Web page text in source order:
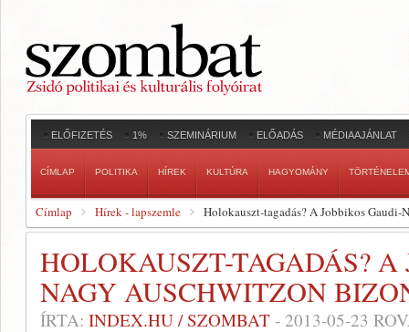
ELŐFIZETÉS 1% SZEMINÁRIUM ELŐADÁS MÉDIAAJÁNLAT
CÍMLAP POLITIKA HÍREK KULTÚRA HAGYOMÁNY
Címlap Hírek - lapszemle Holokauszt-tagadás? A Jobbikos
HOLOKAUSZT-TAGADÁS?
NAGY AUSCHWITZON
ÍRTA: INDEX.HU / SZOMBAT - 2013-05-23